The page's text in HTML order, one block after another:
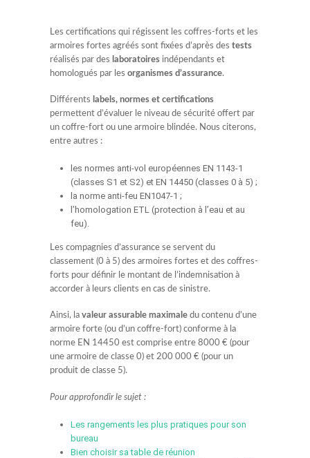
Les certifications qui régissent les coffres-forts et les
armoires fortes agréés sont fixées d’après des tests
réalisés par des laboratoires indépendants et
homologués par les organismes d’assurance.
Différents labels, normes et certifications
permettent d’évaluer le niveau de sécurité offert par
un coffre-fort ou une armoire blindée. Nous citerons,
entre autres :
les normes anti-vol européennes EN 1143-1
(classes S1 et S2) et EN 14450 (classes 0 à 5) ;
la norme anti-feu EN1047-1 ;
l’homologation ETL (protection à l’eau et au
feu).
Les compagnies d’assurance se servent du
classement (0 à 5) des armoires fortes et des coffres-
forts pour définir le montant de l’indemnisation à
accorder à leurs clients en cas de sinistre.
Ainsi, la valeur assurable maximale du contenu d’une
armoire forte (ou d’un coffre-fort) conforme à la
norme EN 14450 est comprise entre 8000 € (pour
une armoire de classe 0) et 200 000 € (pour un
produit de classe 5).
Pour approfondir le sujet :
Les rangements les plus pratiques pour son
bureau
Bien choisir sa table de réunion